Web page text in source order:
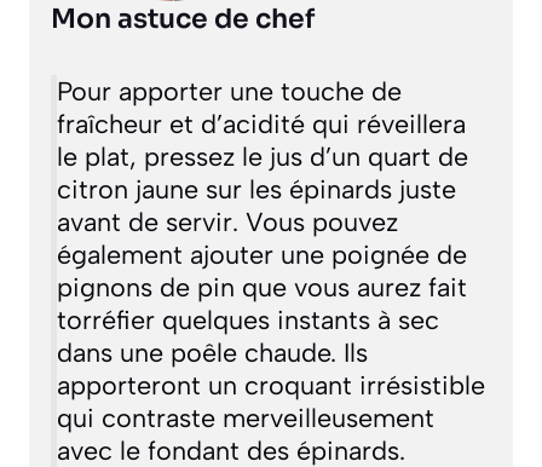
Mon astuce de chef
Pour apporter une touche de
fraîcheur et d’acidité qui réveillera
le plat, pressez le jus d’un quart de
citron jaune sur les épinards juste
avant de servir. Vous pouvez
également ajouter une poignée de
pignons de pin que vous aurez fait
torréfier quelques instants à sec
dans une poêle chaude. Ils
apporteront un croquant irrésistible
qui contraste merveilleusement
avec le fondant des épinards.